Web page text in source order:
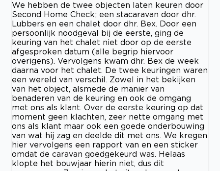
We hebben de twee objecten laten keuren door
Second Home Check; een stacaravan door dhr.
Lubbers en een chalet door dhr. Bex. Door een
persoonlijk noodgeval bij de eerste, ging de
keuring van het chalet niet door op de eerste
afgesproken datum (alle begrip hiervoor
overigens). Vervolgens kwam dhr. Bex de week
daarna voor het chalet. De twee keuringen waren
een wereld van verschil. Zowel in het bekijken
van het object, alsmede de manier van
benaderen van de keuring en ook de omgang
met ons als klant. Over de eerste keuring op dat
moment geen klachten, zeer nette omgang met
ons als klant maar ook een goede onderbouwing
van wat hij zag en deelde dit met ons. We kregen
hier vervolgens een rapport van en een sticker
omdat de caravan goedgekeurd was. Helaas
klopte het bouwjaar hierin niet, dus dit